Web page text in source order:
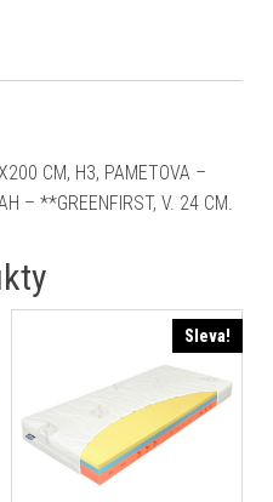
CM, H3, PAMETOVA –
– **GREENFIRST, V. 24 CM.
Sleva!